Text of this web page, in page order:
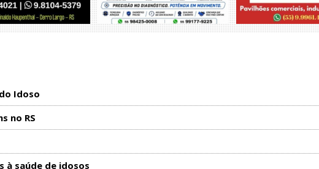
Idoso
no RS
à saúde de idosos